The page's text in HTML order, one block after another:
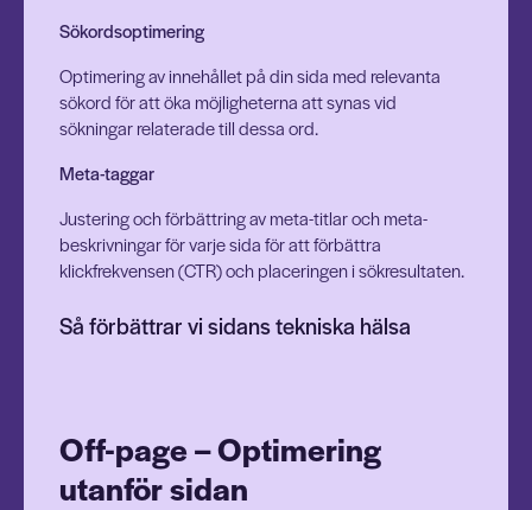
Sökordsoptimering
Optimering av innehållet på din sida med relevanta
sökord för att öka möjligheterna att synas vid
sökningar relaterade till dessa ord.
Meta-taggar
Justering och förbättring av meta-titlar och meta-
beskrivningar för varje sida för att förbättra
klickfrekvensen (CTR) och placeringen i sökresultaten.
Så förbättrar vi sidans tekniska hälsa
Off-page – Optimering
utanför sidan